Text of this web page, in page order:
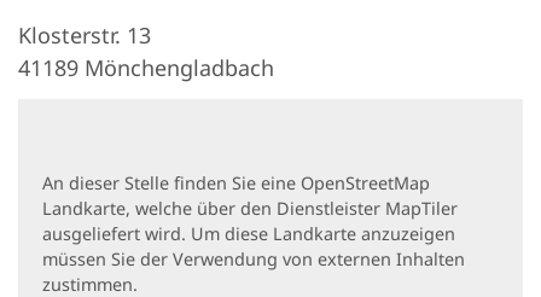
Klosterstr. 13
41189 Mönchengladbach
An dieser Stelle finden Sie eine OpenStreetMap
Landkarte, welche über den Dienstleister MapTiler
ausgeliefert wird. Um diese Landkarte anzuzeigen
müssen Sie der Verwendung von externen Inhalten
zustimmen.